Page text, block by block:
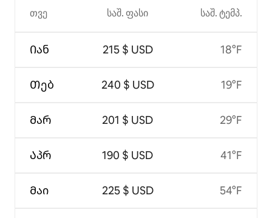
თვე
Იან
Თებ
Მარ
Აპრ
Მაი
საშ. ფასი
215 $ USD
240 $ USD
201 $ USD
190 $ USD
225 $ USD
საშ. ტემპ.
18°F
19°F
29°F
41°F
54°F